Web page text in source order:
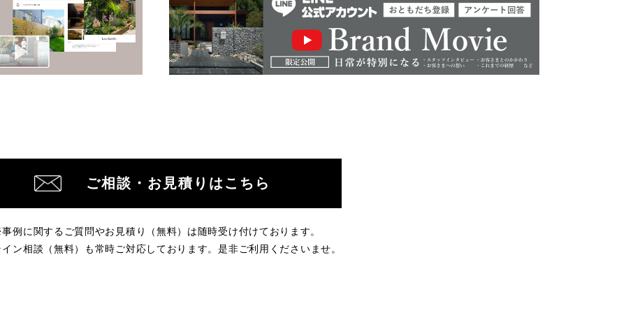
ご相談・お見積りはこちら
例に関するご質問やお見積り（無料）は随時受け付けております。
ン相談（無料）も常時ご対応しております。是非ご利用くださいませ。